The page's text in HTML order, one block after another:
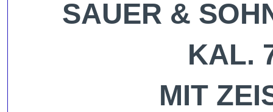
SAUER &
KAL.
MIT